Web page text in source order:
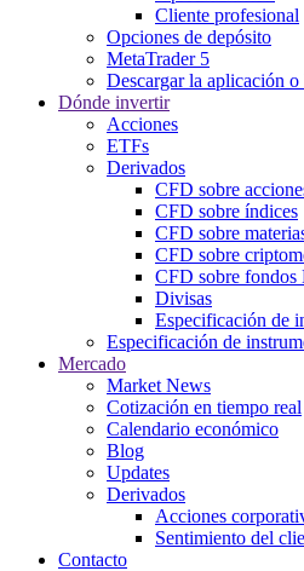
Cliente profesional
Opciones de depósito
MetaTrader 5
Descargar la aplicación
Dónde invertir
Acciones
ETFs
Derivados
CFD sobre
CFD sobre índices
CFD sobre
CFD sobre
CFD sobre fondos
Divisas
Especificación de
Especificación de
Mercado
Market News
Cotización en tiempo real
Calendario económico
Blog
Updates
Derivados
Acciones
Sentimiento del
Contacto